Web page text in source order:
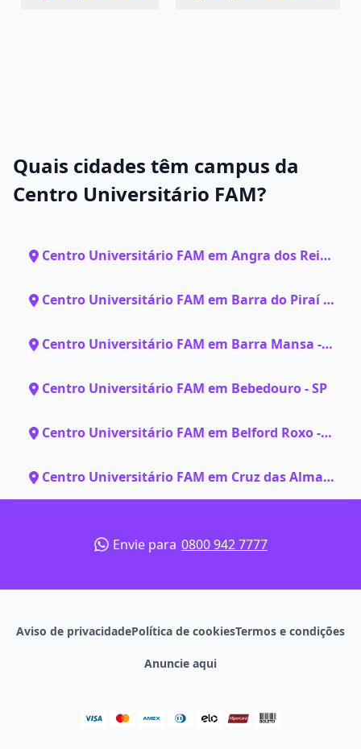
Quais cidades têm campus da
Centro Universitário FAM?
Centro Universitário FAM em Angra dos Reis -
Centro Universitário FAM em Barra do Piraí -
Centro Universitário FAM em Barra Mansa -
Centro Universitário FAM em Bebedouro - SP
Centro Universitário FAM em Belford Roxo -
Centro Universitário FAM em Cruz das Almas
- BA
Envie para 0800 942 7777
Aviso de privacidadePolítica de cookiesTermos e condições
Anuncie aqui